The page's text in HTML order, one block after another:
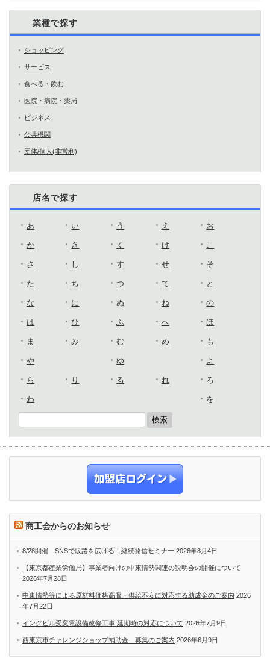
業種で探す
ショッピング
サービス
食べる・飲む
医院・病院・薬局
ビジネス
公共機関
団体/個人(非営利)
店名で探す
あ い う え お
か き く け こ
さ し す せ そ
た ち つ て と
な に ぬ ね の
は ひ ふ へ ほ
ま み む め も
や ゆ よ
ら り る れ ろ
わ を
商工会からのお知らせ
8/28開催 SNSで販路を広げる！継続発信セミナー 2026年8月4日
【東京都産業労働局】事業者向けの中東情勢関連の説明会の開催について
2026年7月28日
中東情勢等による原材料価格高騰・供給不安に対応する助成金のご案内 2026
年7月22日
イングビル受変電設備改修工事 延期時の対応について 2026年7月9日
西東京市チャレンジショップ補助金 募集のご案内 2026年6月9日